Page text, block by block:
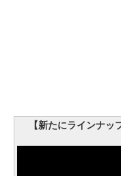
【新たにラインナ